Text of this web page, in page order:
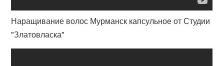
Наращивание волос Мурманск капсульное от Студии
"Златовласка"